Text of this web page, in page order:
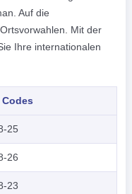
Auf die
Mit der
Ihre internationalen
Codes
25
26
23